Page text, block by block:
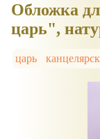
Обложка
царь",
царь